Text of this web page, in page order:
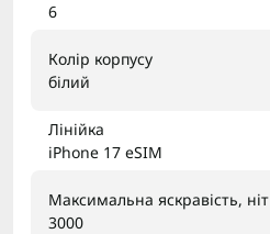
6
Колір корпусу
білий
Лінійка
iPhone 17 eSIM
Максимальна яскравість, ніт
3000